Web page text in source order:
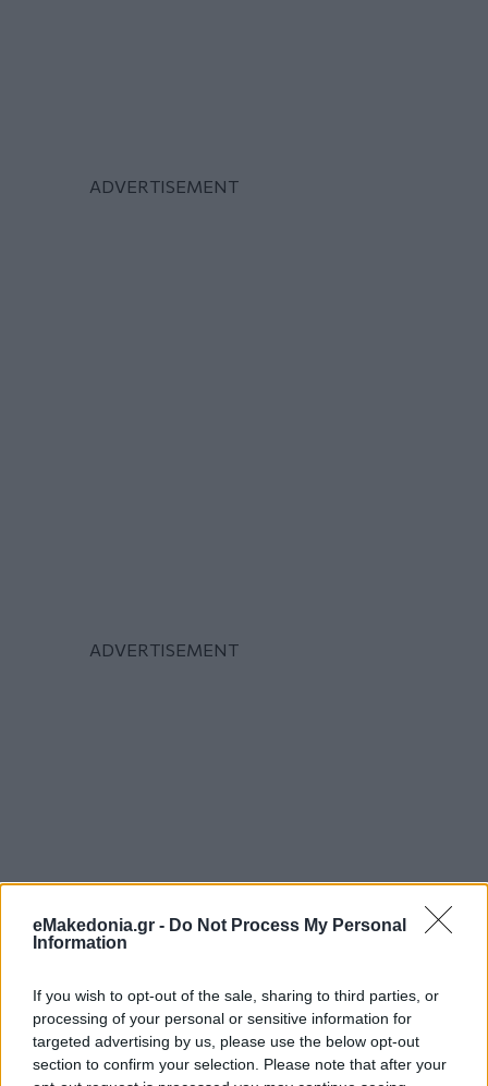
eMakedonia.gr - Do Not Process My Personal
Information
If you wish to opt-out of the sale, sharing to third parties, or
processing of your personal or sensitive information for
targeted advertising by us, please use the below opt-out
section to confirm your selection. Please note that after your